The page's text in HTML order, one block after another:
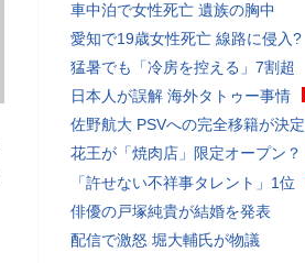
車中泊で女性死亡 遺族の胸中
愛知で19歳女性死亡 線路に侵入?
猛暑でも「冷房を控える」7割超
日本人が誤解 海外タトゥー事情
佐野航大 PSVへの完全移籍が決定
花王が「焼肉店」限定オープン？
「許せない不祥事タレント」1位
俳優の戸塚純貴が結婚を発表
配信で激怒 堀大輔氏が物議